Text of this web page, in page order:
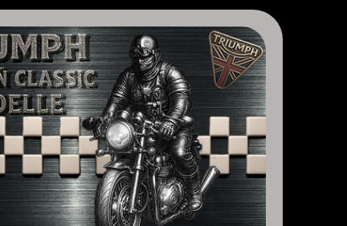
Bobber, Speed Twin, Street Scrambler, Street Twin,